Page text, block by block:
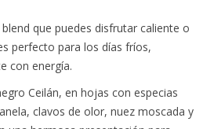
que puedes disfrutar caliente o
perfecto para los días fríos,
con energía.
Ceilán, en hojas con especias
clavos de olor, nuez moscada y